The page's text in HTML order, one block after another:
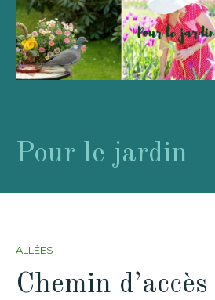
Pour le jardin
ALLÉES
Chemin